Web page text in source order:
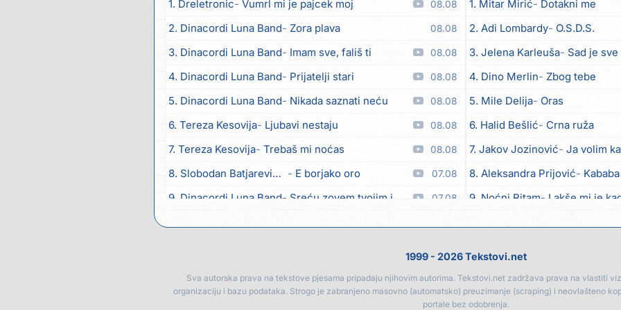
1. Dreletronic Vumrl mi je pajcek moj 08.08
2. Dinacordi Luna Band Zora plava 08.08
3. Dinacordi Luna Band Imam sve, fališ ti 08.08
4. Dinacordi Luna Band Prijatelji stari 08.08
5. Dinacordi Luna Band Nikada saznati neću 08.08
6. Tereza Kesovija Ljubavi nestaju 08.08
7. Tereza Kesovija Trebaš mi noćas 08.08
8. Slobodan Batjarević Čobe E borjako oro 07.08
9. Dinacordi Luna Band Sreću zovem tvojim imenom (feat. Kristina Smetko) 07.08
13. Grupa TNT Rijeka Via Roma, nikad doma 07.08
1. Mitar Mirić Dotakni me
2. Adi Lombardy O.S.D.S.
3. Jelena Karleuša Sad je sve
4. Dino Merlin Zbog tebe
5. Mile Delija Oras
6. Halid Bešlić Crna ruža
7. Jakov Jozinović Ja volim
8. Aleksandra Prijović Kababa
9. Noćni Ritam Lakše mi je
13. Vesna Zmijanac Ovo u
1999 - 2026 Tekstovi.net
Sva autorska prava na tekstove pjesama pripadaju njihovim autorima. Tekstovi.net zadržava prava na vlastiti
organizaciju i bazu podataka. Strogo je zabranjeno masovno (automatsko) preuzimanje (scraping) i neovlašteno
portale bez odobrenja.